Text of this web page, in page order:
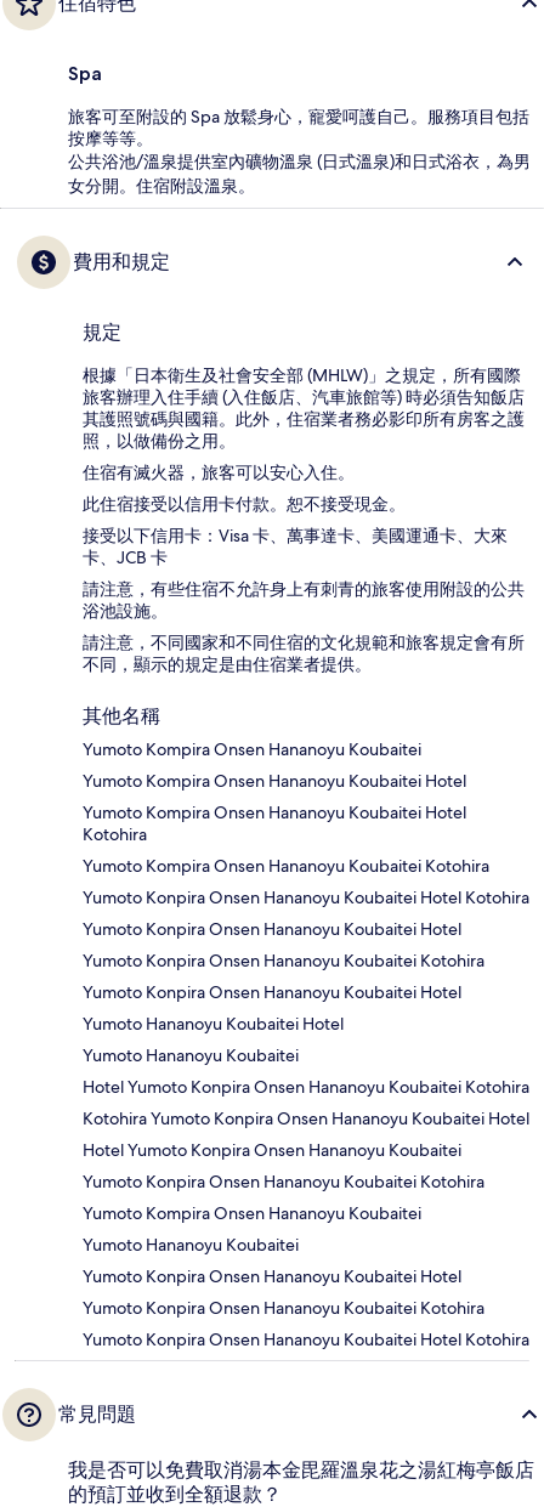
Spa
旅客可至附設的 Spa 放鬆身心，寵愛呵護自己。服務項目包括
按摩等等。
公共浴池/溫泉提供室內礦物溫泉 (日式溫泉)和日式浴衣，為男
女分開。住宿附設溫泉。
費用和規定
規定
根據「日本衛生及社會安全部 (MHLW)」之規定，所有國際
旅客辦理入住手續 (入住飯店、汽車旅館等) 時必須告知飯店
其護照號碼與國籍。此外，住宿業者務必影印所有房客之護
照，以做備份之用。
住宿有滅火器，旅客可以安心入住。
此住宿接受以信用卡付款。恕不接受現金。
接受以下信用卡：Visa 卡、萬事達卡、美國運通卡、大來
卡、JCB 卡
請注意，有些住宿不允許身上有刺青的旅客使用附設的公共
浴池設施。
請注意，不同國家和不同住宿的文化規範和旅客規定會有所
不同，顯示的規定是由住宿業者提供。
其他名稱
Yumoto Kompira Onsen Hananoyu Koubaitei
Yumoto Kompira Onsen Hananoyu Koubaitei Hotel
Yumoto Kompira Onsen Hananoyu Koubaitei Hotel
Kotohira
Yumoto Kompira Onsen Hananoyu Koubaitei Kotohira
Yumoto Konpira Onsen Hananoyu Koubaitei Hotel Kotohira
Yumoto Konpira Onsen Hananoyu Koubaitei Hotel
Yumoto Konpira Onsen Hananoyu Koubaitei Kotohira
Yumoto Konpira Onsen Hananoyu Koubaitei Hotel
Yumoto Hananoyu Koubaitei Hotel
Yumoto Hananoyu Koubaitei
Hotel Yumoto Konpira Onsen Hananoyu Koubaitei Kotohira
Kotohira Yumoto Konpira Onsen Hananoyu Koubaitei Hotel
Hotel Yumoto Konpira Onsen Hananoyu Koubaitei
Yumoto Konpira Onsen Hananoyu Koubaitei Kotohira
Yumoto Kompira Onsen Hananoyu Koubaitei
Yumoto Hananoyu Koubaitei
Yumoto Konpira Onsen Hananoyu Koubaitei Hotel
Yumoto Konpira Onsen Hananoyu Koubaitei Kotohira
Yumoto Konpira Onsen Hananoyu Koubaitei Hotel Kotohira
常見問題
我是否可以免費取消湯本金毘羅溫泉花之湯紅梅亭飯店
的預訂並收到全額退款？